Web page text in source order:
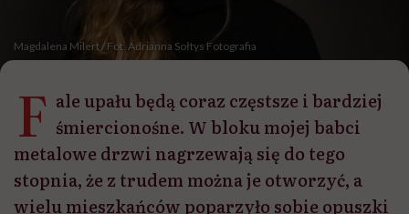
Magdalena Milert / Fot. Adrianna Sołtys Fotografia
F ale upału będą coraz częstsze i bardziej
śmiercionośne. W bloku mojej babci
metalowe drzwi nagrzewają się do tego
stopnia, że z trudem można je otworzyć, a
wielu mieszkańców poparzyło sobie opuszki